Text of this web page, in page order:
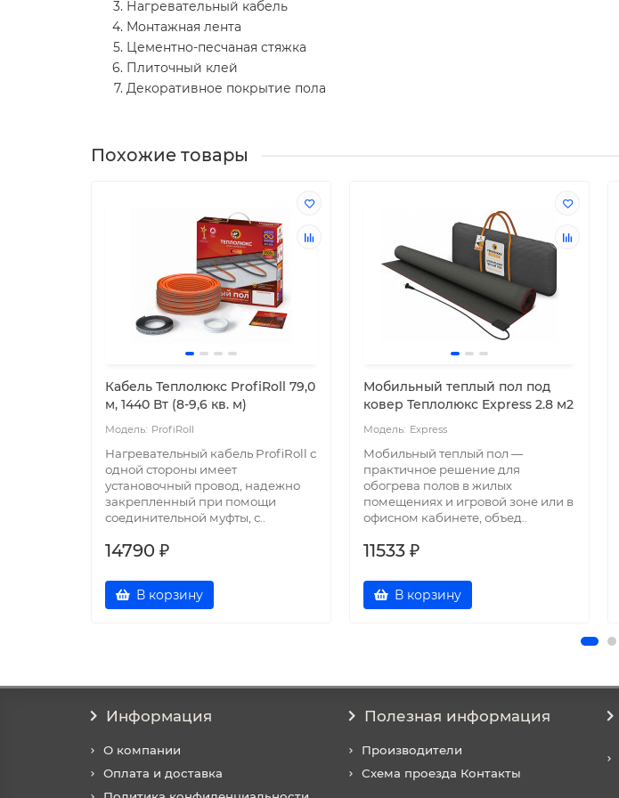
Нагревательный кабель
Монтажная лента
Цементно-песчаная стяжка
Плиточный клей
Декоративное покрытие пола
Похожие товары
Кабель Теплолюкс ProfiRoll 79,0
м, 1440 Вт (8-9,6 кв. м)
ProfiRoll
Нагревательный кабель ProfiRoll с
одной стороны имеет
установочный провод, надежно
закрепленный при помощи
соединительной муфты, с..
14790 ₽
В корзину
Мобильный теплый пол под
ковер Теплолюкс Express 2.8 м2
Express
Мобильный теплый пол —
практичное решение для
обогрева полов в жилых
помещениях и игровой зоне или в
офисном кабинете, объед..
11533 ₽
В корзину
Информация
О компании
Оплата и доставка
Полезная информация
Производители
Схема проезда Контакты